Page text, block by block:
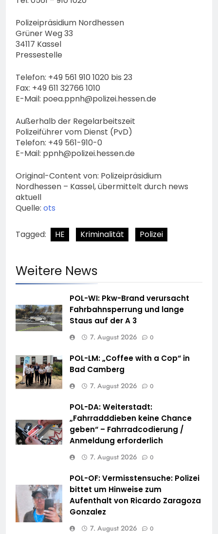
Polizeipräsidium Nordhessen
Grüner Weg 33
34117 Kassel
Pressestelle
Telefon: +49 561 910 1020 bis 23
Fax: +49 611 32766 1010
E-Mail: poea.ppnh@polizei.hessen.de
Außerhalb der Regelarbeitszeit
Polizeiführer vom Dienst (PvD)
Telefon: +49 561-910-0
E-Mail: ppnh@polizei.hessen.de
Original-Content von: Polizeipräsidium
Nordhessen – Kassel, übermittelt durch news
aktuell
Quelle: ots
Tagged: HE Kriminalität Polizei
Weitere News
POL-WI: Pkw-Brand verursacht
Fahrbahnsperrung und lange
Staus auf der A 3
7. August 2026 0
POL-LM: „Coffee with a Cop“ in
Bad Camberg
7. August 2026 0
POL-DA: Weiterstadt:
„Fahrradddieben keine Chance
geben“ – Fahrradcodierung /
Anmeldung erforderlich
7. August 2026 0
POL-OF: Vermisstensuche: Polizei
bittet um Hinweise zum
Aufenthalt von Ricardo Zaragoza
Gonzalez
7. August 2026 0